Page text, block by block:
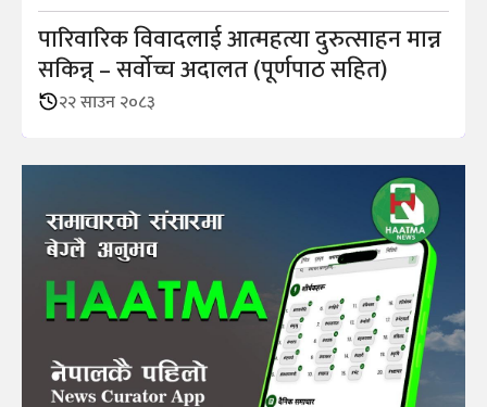
पारिवारिक विवादलाई आत्महत्या दुरुत्साहन मान्न
सकिन्न् – सर्वोच्च अदालत (पूर्णपाठ सहित)
२२ साउन २०८३